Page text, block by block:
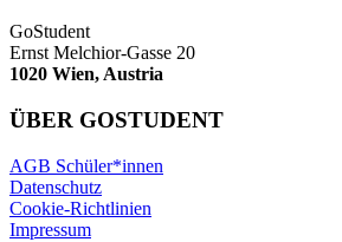
GoStudent
Ernst Melchior-Gasse 20
1020 Wien, Austria
ÜBER GOSTUDENT
AGB Schüler*innen
Datenschutz
Cookie-Richtlinien
Impressum